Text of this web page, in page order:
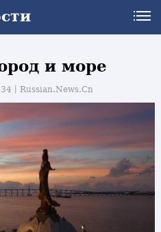
и море
丨Russian.News.Cn